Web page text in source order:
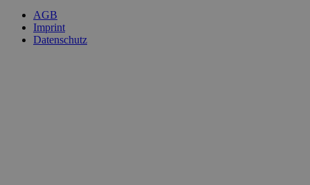
AGB
Imprint
Datenschutz